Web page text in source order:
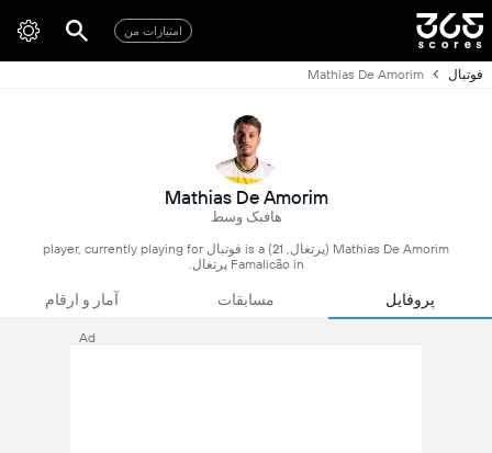
امتیازات من
فوتبال Mathias De Amorim
Mathias De Amorim
هافبک وسط
Mathias De Amorim (پرتغال, 21) is a فوتبال player, currently playing for
Famalicão in پرتغال.
پروفایل مسابقات آمار و ارقام
Ad